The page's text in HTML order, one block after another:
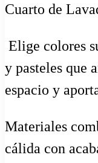
Cuarto de
Elige colores
y pasteles que
espacio y
Materiales
cálida con